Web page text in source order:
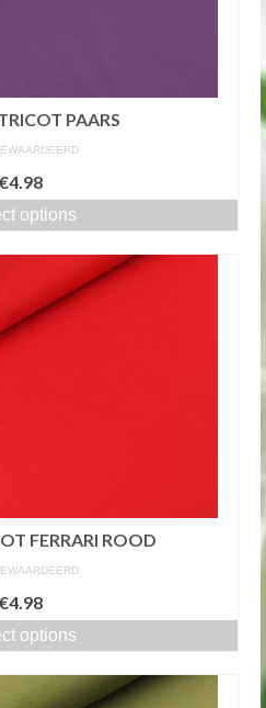
PAARS
€4.98
options
FERRARI ROOD
€4.98
options